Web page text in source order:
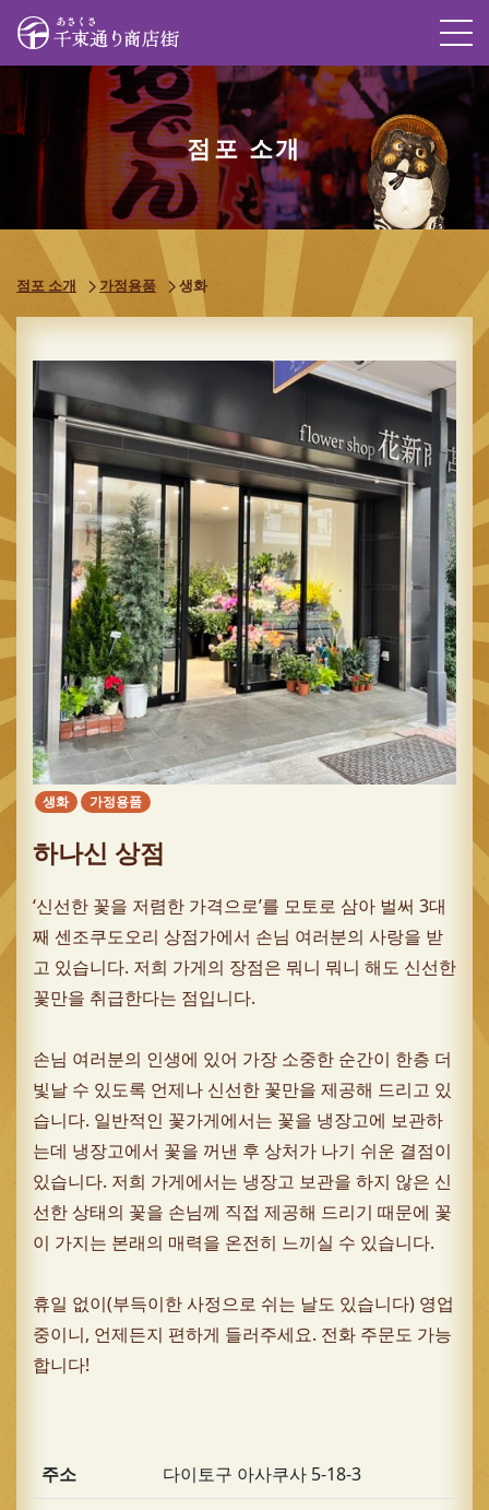
점포 소개
점포 소개 가정용품 생화
생화 가정용품
하나신 상점
‘신선한 꽃을 저렴한 가격으로’를 모토로 삼아 벌써 3대
째 센조쿠도오리 상점가에서 손님 여러분의 사랑을 받
고 있습니다. 저희 가게의 장점은 뭐니 뭐니 해도 신선한
꽃만을 취급한다는 점입니다.
손님 여러분의 인생에 있어 가장 소중한 순간이 한층 더
빛날 수 있도록 언제나 신선한 꽃만을 제공해 드리고 있
습니다. 일반적인 꽃가게에서는 꽃을 냉장고에 보관하
는데 냉장고에서 꽃을 꺼낸 후 상처가 나기 쉬운 결점이
있습니다. 저희 가게에서는 냉장고 보관을 하지 않은 신
선한 상태의 꽃을 손님께 직접 제공해 드리기 때문에 꽃
이 가지는 본래의 매력을 온전히 느끼실 수 있습니다.
휴일 없이(부득이한 사정으로 쉬는 날도 있습니다) 영업
중이니, 언제든지 편하게 들러주세요. 전화 주문도 가능
합니다!
주소 다이토구 아사쿠사 5-18-3